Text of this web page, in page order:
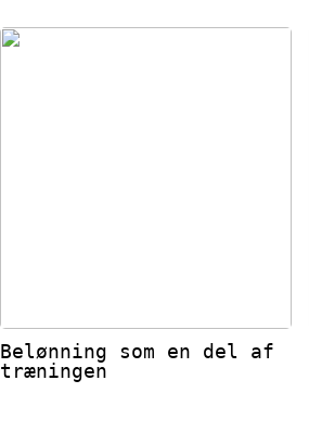
Belønning som en del af
træningen